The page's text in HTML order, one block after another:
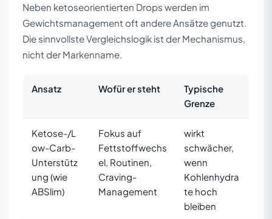
Neben ketoseorientierten Drops werden im
Gewichtsmanagement oft andere Ansätze genutzt.
Die sinnvollste Vergleichslogik ist der Mechanismus,
nicht der Markenname.
Ansatz Wofür er steht
Typische
Grenze
Ketose-/L
ow-Carb-
Unterstütz
ung (wie
ABSlim)
Fokus auf
Fettstoffwechs
el, Routinen,
Craving-
Management
wirkt
schwächer,
wenn
Kohlenhydra
te hoch
bleiben